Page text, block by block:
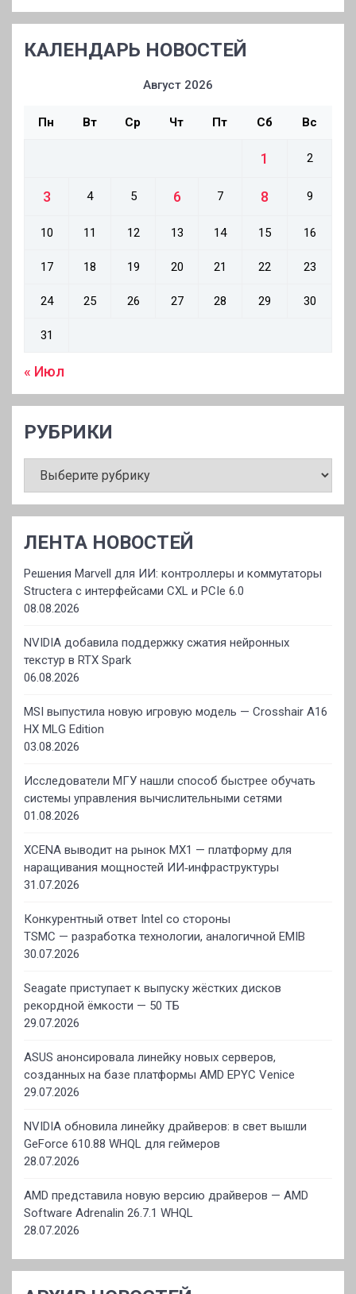
КАЛЕНДАРЬ НОВОСТЕЙ
Август 2026
Пн Вт Ср Чт Пт Сб Вс
1 2
3 4 5 6 7 8 9
10 11 12 13 14 15 16
17 18 19 20 21 22 23
24 25 26 27 28 29 30
31
« Июл
РУБРИКИ
ЛЕНТА НОВОСТЕЙ
Решения Marvell для ИИ: контроллеры и коммутаторы
Structera с интерфейсами CXL и PCIe 6.0
08.08.2026
NVIDIA добавила поддержку сжатия нейронных
текстур в RTX Spark
06.08.2026
MSI выпустила новую игровую модель — Crosshair A16
HX MLG Edition
03.08.2026
Исследователи МГУ нашли способ быстрее обучать
системы управления вычислительными сетями
01.08.2026
XCENA выводит на рынок MX1 — платформу для
наращивания мощностей ИИ‑инфраструктуры
31.07.2026
Конкурентный ответ Intel со стороны
TSMC — разработка технологии, аналогичной EMIB
30.07.2026
Seagate приступает к выпуску жёстких дисков
рекордной ёмкости — 50 ТБ
29.07.2026
ASUS анонсировала линейку новых серверов,
созданных на базе платформы AMD EPYC Venice
29.07.2026
NVIDIA обновила линейку драйверов: в свет вышли
GeForce 610.88 WHQL для геймеров
28.07.2026
AMD представила новую версию драйверов — AMD
Software Adrenalin 26.7.1 WHQL
28.07.2026